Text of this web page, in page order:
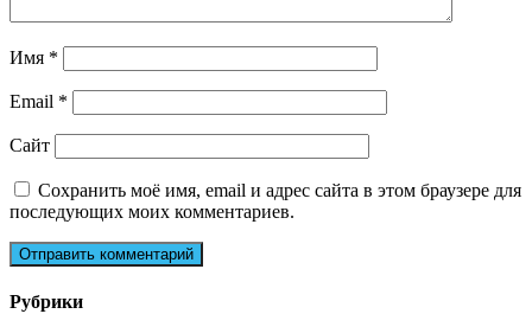
Имя *
Email *
Сайт
Сохранить моё имя, email и адрес сайта в этом браузере для
последующих моих комментариев.
Рубрики